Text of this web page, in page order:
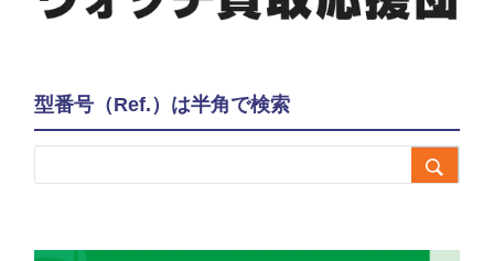
型番号（Ref.）は半角で検索
